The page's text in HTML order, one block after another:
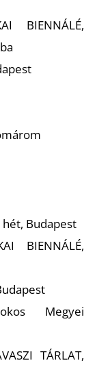
BIENNÁLÉ,
hét, Budapest
BIENNÁLÉ,
Megyei
TÁRLAT,